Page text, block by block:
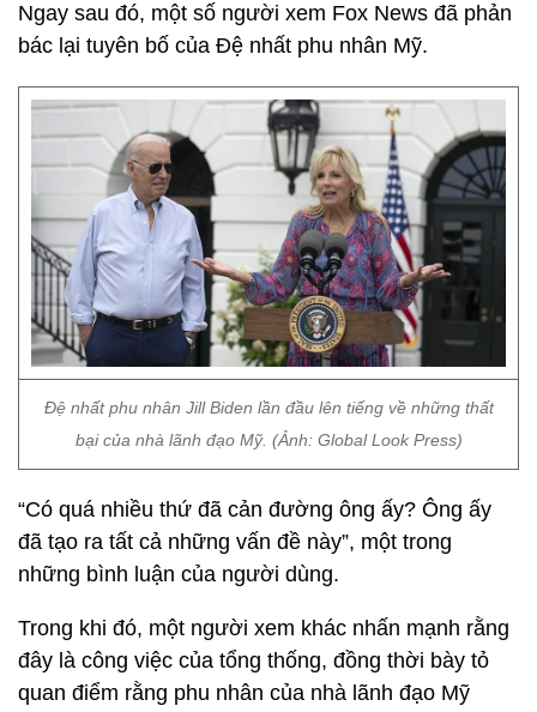
Ngay sau đó, một số người xem Fox News đã phản
bác lại tuyên bố của Đệ nhất phu nhân Mỹ.
Đệ nhất phu nhân Jill Biden lần đầu lên tiếng về những thất
bại của nhà lãnh đạo Mỹ. (Ảnh: Global Look Press)
“Có quá nhiều thứ đã cản đường ông ấy? Ông ấy
đã tạo ra tất cả những vấn đề này”, một trong
những bình luận của người dùng.
Trong khi đó, một người xem khác nhấn mạnh rằng
đây là công việc của tổng thống, đồng thời bày tỏ
quan điểm rằng phu nhân của nhà lãnh đạo Mỹ